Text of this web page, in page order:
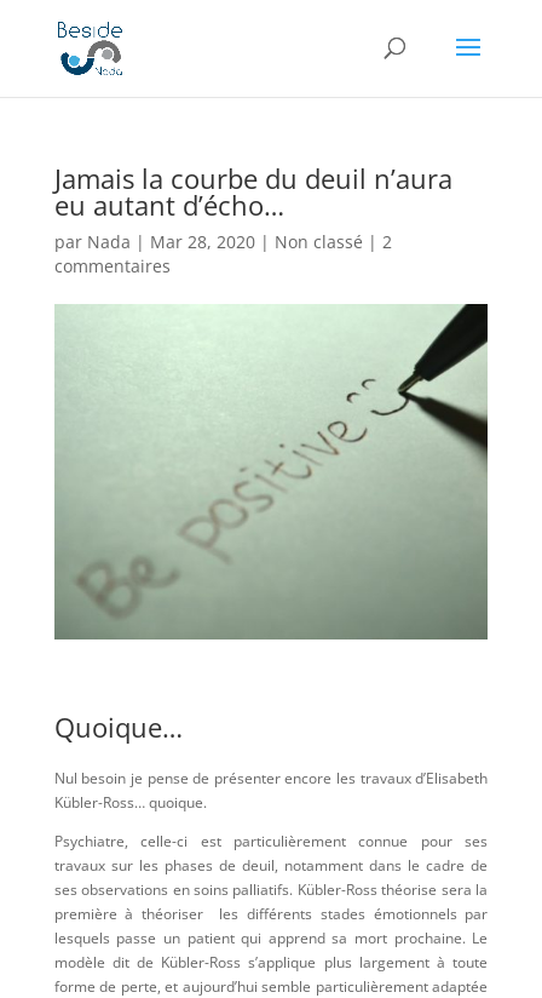
Jamais la courbe du deuil n’aura
eu autant d’écho…
par Nada | Mar 28, 2020| Non classé | 2
commentaires
Quoique…
Nul besoin je pense de présenter encore les travaux d’Elisabeth
Kübler-Ross… quoique.
Psychiatre, celle-ci est particulièrement connue pour ses
travaux sur les phases de deuil, notamment dans le cadre de
ses observations en soins palliatifs. Kübler-Ross théorise sera la
première à théoriser les différents stades émotionnels par
lesquels passe un patient qui apprend sa mort prochaine. Le
modèle dit de Kübler-Ross s’applique plus largement à toute
forme de perte, et aujourd’hui semble particulièrement adaptée